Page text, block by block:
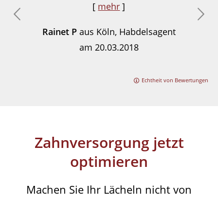
[ mehr ]
Rainet Paus Köln, Habdelsagent
am 20.03.2018
Echtheit von Bewertungen
Zahnversorgung jetzt
optimieren
Machen Sie Ihr Lächeln nicht von